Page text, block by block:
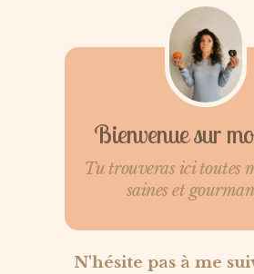
Bienvenue sur
Tu trouveras ici toutes
saines et
N'hésite pas à me